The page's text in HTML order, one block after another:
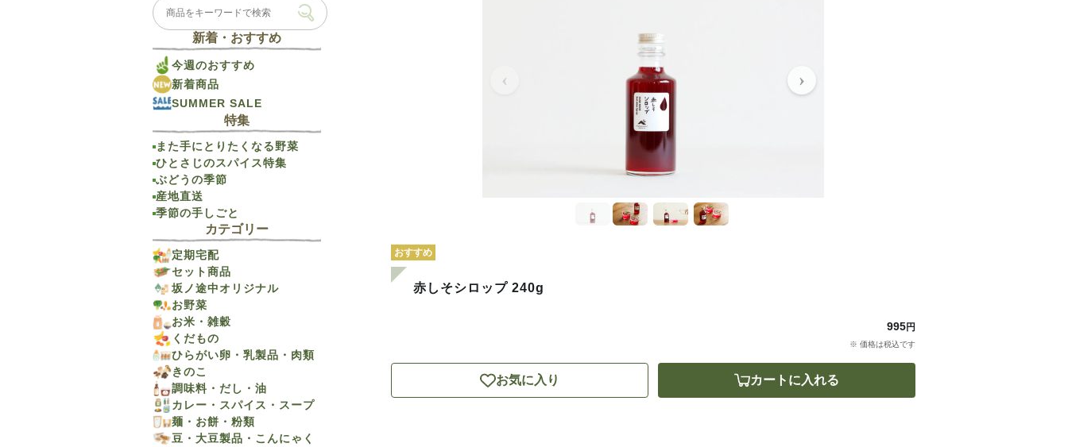
おすすめ
赤しそシロップ 240g
995円
※ 価格は税込です
お気に入り カートに入れる
新着・おすすめ
今週のおすすめ
新着商品
SUMMER SALE
特集
また手にとりたくなる野菜
ひとさじのスパイス特集
ぶどうの季節
産地直送
季節の手しごと
カテゴリー
定期宅配
セット商品
坂ノ途中オリジナル
お野菜
お米・雑穀
くだもの
ひらがい卵・乳製品・肉類
きのこ
調味料・だし・油
カレー・スパイス・スープ
麺・お餅・粉類
豆・大豆製品・こんにゃく